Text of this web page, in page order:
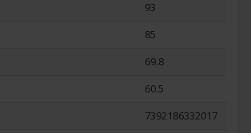
93
85
69.8
60.5
7392186332017